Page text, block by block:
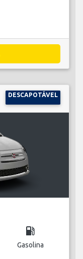
DESCAPOTÁVEL
local_gas_station
Gasolina